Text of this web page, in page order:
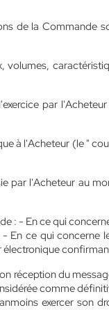
de la Commande
par
à l'Acheteur (le "
par l'Acheteur au
: - En ce qui
ce qui concerne
réception du
comme
exercer son